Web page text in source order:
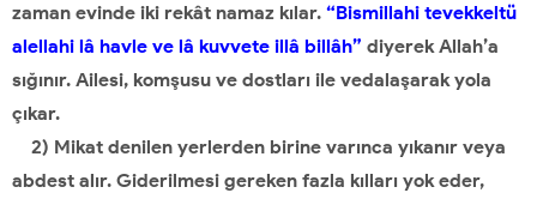
zaman evinde iki rekât namaz kılar. “Bismillahi tevekkeltü
alellahi lâ havle ve lâ kuvvete illâ billâh” diyerek Allah’a
sığınır. Ailesi, komşusu ve dostları ile vedalaşarak yola
çıkar.
2) Mikat denilen yerlerden birine varınca yıkanır veya
abdest alır. Giderilmesi gereken fazla kılları yok eder,